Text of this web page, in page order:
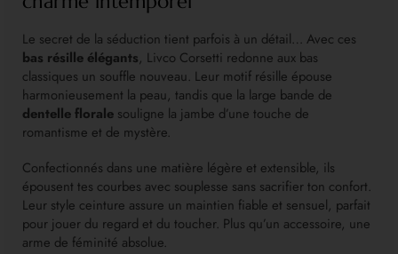
Le secret de la séduction tient parfois à un détail… Avec ces
bas résille élégants, Livco Corsetti redonne aux bas
classiques un souffle nouveau. Leur motif résille épouse
harmonieusement la peau, tandis que la large bande de
dentelle florale souligne la jambe d’une touche de
romantisme et de mystère.
Confectionnés dans une matière légère et extensible, ils
épousent tes courbes avec souplesse sans sacrifier ton confort.
Leur style ceinture assure un maintien fiable et sensuel, parfait
pour jouer du regard et du toucher. Plus qu’un accessoire, une
arme de féminité absolue.